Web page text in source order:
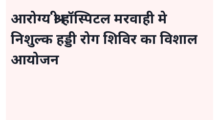
आरोग्य श्री हॉस्पिटल मरवाही मे
निशुल्क हड्डी रोग शिविर का विशाल
आयोजन